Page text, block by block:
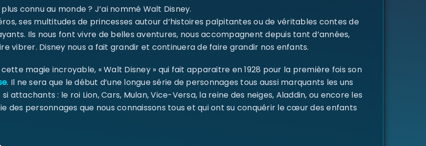
de passe*
SE CONNECTER
DE PASSE PERDU ?
connu au monde ? J’ai nommé Walt Disney.
ses multitudes de princesses autour d’histoires palpitantes ou de véritables contes de
Ils nous font vivre de belles aventures, nous accompagnent depuis tant d’années,
vibrer. Disney nous a fait grandir et continuera de faire grandir nos enfants.
magie incroyable, « Walt Disney » qui fait apparaitre en 1928 pour la première fois son
. Il ne sera que le début d’une longue série de personnages tous aussi marquants les uns
attachants : le roi Lion, Cars, Mulan, Vice-Versa, la reine des neiges, Aladdin, ou encore les
des personnages que nous connaissons tous et qui ont su conquérir le cœur des enfants